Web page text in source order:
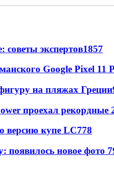
экспертов1857
Google Pixel 11
на пляжах Греции
проехал рекордные
версию купе LC778
новое фото